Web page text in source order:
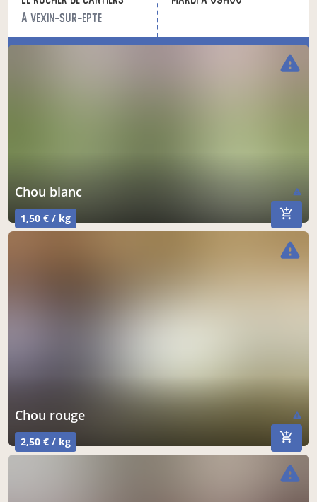
à Vexin-sur-Epte
nos produits du moment nos autres produits
chou blanc warning
1,50 € / kg
warning
chou rouge warning
2,50 € / kg
warning
warning